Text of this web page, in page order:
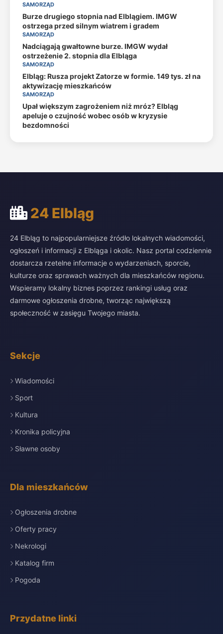
SAMORZĄD
Burze drugiego stopnia nad Elblągiem. IMGW
ostrzega przed silnym wiatrem i gradem
SAMORZĄD
Nadciągają gwałtowne burze. IMGW wydał
ostrzeżenie 2. stopnia dla Elbląga
SAMORZĄD
Elbląg: Rusza projekt Zatorze w formie. 149 tys. zł na
aktywizację mieszkańców
SAMORZĄD
Upał większym zagrożeniem niż mróz? Elbląg
apeluje o czujność wobec osób w kryzysie
bezdomności
24 Elbląg
24 Elbląg to najpopularniejsze źródło lokalnych wiadomości,
ogłoszeń i informacji z Elbląga i okolic. Nasz portal codziennie
dostarcza rzetelne informacje o wydarzeniach, sporcie,
kulturze oraz sprawach ważnych dla mieszkańców regionu.
Wspieramy lokalny biznes poprzez rankingi usług oraz
darmowe ogłoszenia drobne, tworząc największą
społeczność w zasięgu Twojego miasta.
Sekcje
Wiadomości
Sport
Kultura
Kronika policyjna
Sławne osoby
Dla mieszkańców
Ogłoszenia drobne
Oferty pracy
Nekrologi
Katalog firm
Pogoda
Przydatne linki